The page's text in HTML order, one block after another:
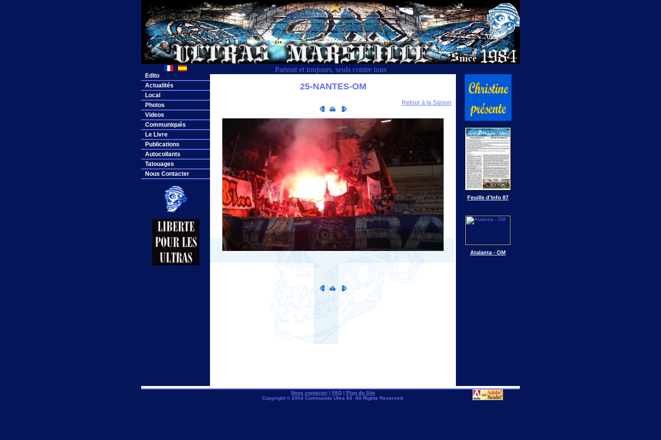
Partout et toujours, seuls contre tous
Edito
Actualités
Local
Photos
Videos
Communiqués
Le Livre
Publications
Autocollants
Tatouages
Nous Contacter
25-NANTES-OM
Retour à la Saison
Feuille d'Info 87
Atalanta - OM
Nous contacter| FAQ| Plan du Site
Copyright © 2004 Commando Ultra 84 All Rights Reserved.